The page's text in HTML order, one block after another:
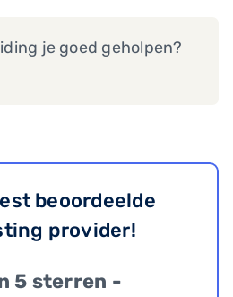
je goed geholpen?
beoordeelde
provider!
5 sterren -